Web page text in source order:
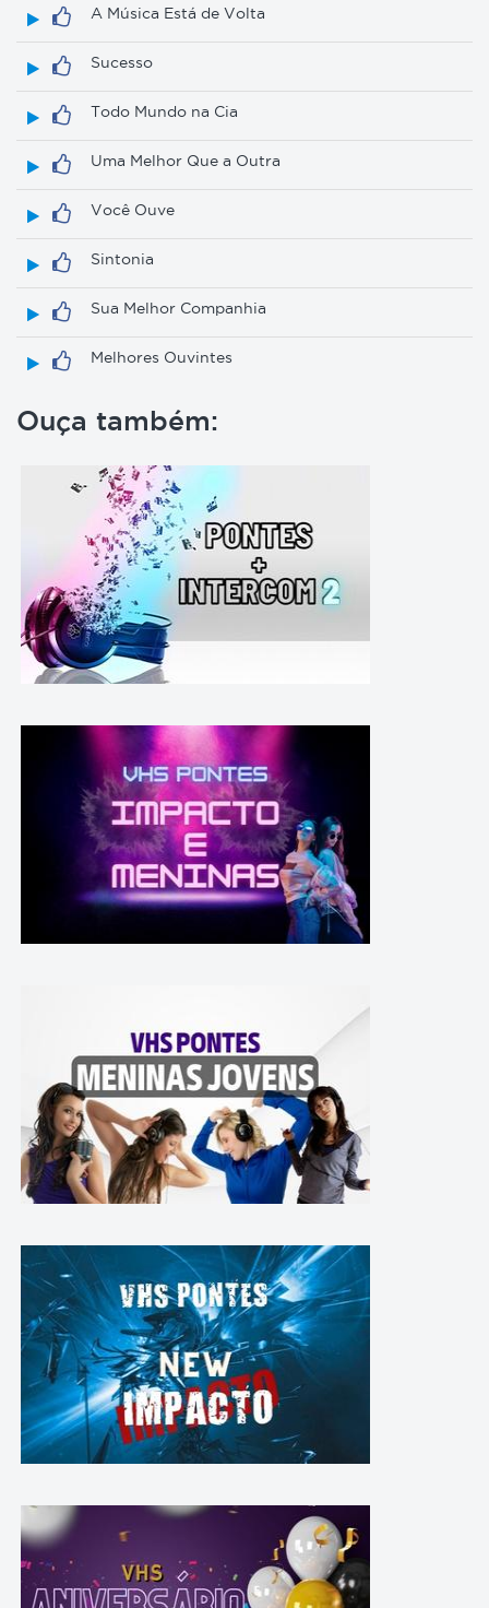
A Música Está de Volta
Sucesso
Todo Mundo na Cia
Uma Melhor Que a Outra
Você Ouve
Sintonia
Sua Melhor Companhia
Melhores Ouvintes
Ouça também: